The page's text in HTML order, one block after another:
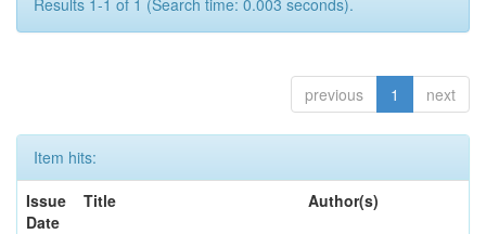
Results 1-1 of 1 (Search time: 0.003 seconds).
previous 1 next
Item hits:
Issue
Date
Title Author(s)